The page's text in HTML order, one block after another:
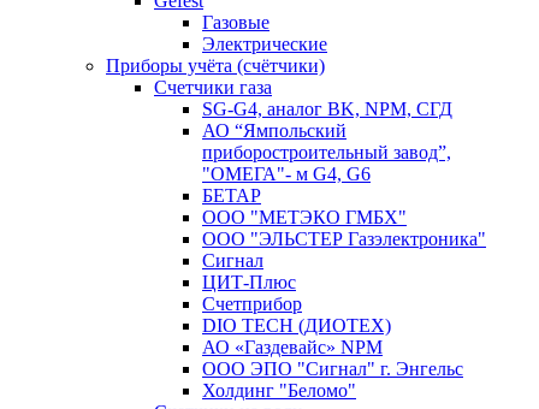
Газовые
Электрические
Приборы учёта (счётчики)
Счетчики газа
SG-G4, аналог BK, NPM, СГД
АО “Ямпольский
приборостроительный завод”,
"ОМЕГА"- м G4, G6
БЕТАР
ООО "МЕТЭКО ГМБХ"
ООО "ЭЛЬСТЕР Газэлектроника"
Сигнал
ЦИТ-Плюс
Счетприбор
DIO TECH (ДИОТЕХ)
АО «Газдевайс» NPM
ООО ЭПО "Сигнал" г. Энгельс
Холдинг "Беломо"